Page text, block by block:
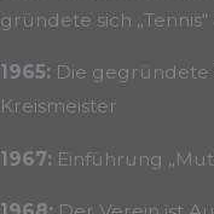
gründete sich
1965: Die
Kreismeister
1967: Einführung